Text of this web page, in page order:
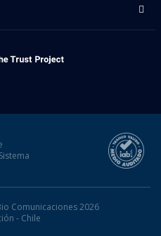
Comunicaciones 2026
- Chile